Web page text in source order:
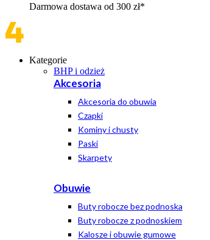
Darmowa dostawa od 300 zł*
Kategorie
BHP i odzież
Akcesoria
Akcesoria do obuwia
Czapki
Kominy i chusty
Paski
Skarpety
Obuwie
Buty robocze bez podnoska
Buty robocze z podnoskiem
Kalosze i obuwie gumowe